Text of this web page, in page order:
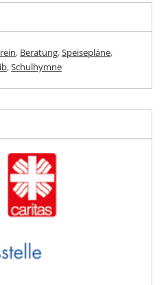
, Beratung,Speisepläne,
,Schulhymne